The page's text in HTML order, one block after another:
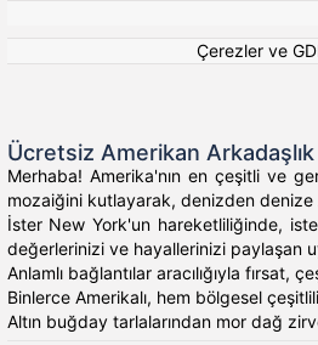
Çerezler ve
Ücretsiz Amerikan
Merhaba! Amerika'nın en çeşitli ve
mozaiğini kutlayarak, denizden denize
İster New York'un hareketliliğinde,
değerlerinizi ve hayallerinizi paylaşan
Anlamlı bağlantılar aracılığıyla
Binlerce Amerikalı, hem bölgesel
Altın buğday tarlalarından mor dağ